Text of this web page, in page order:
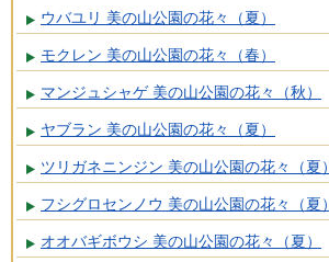
ウバユリ 美の山公園の花々（夏）
モクレン 美の山公園の花々（春）
マンジュシャゲ 美の山公園の花々（秋）
ヤブラン 美の山公園の花々（夏）
ツリガネニンジン 美の山公園の花々（夏）
フシグロセンノウ 美の山公園の花々（夏）
オオバギボウシ 美の山公園の花々（夏）